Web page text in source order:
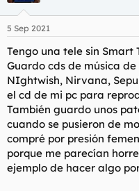
a
d
o
d
e
l
t
e
a
e
i
c
i
o
5 Sep 2021
Tengo una tele sin Smart
Guardo cds de música
NIghtwish, Nirvana,
el cd de mi pc para
También guardo unos
cuando se pusieron de
compré por presión
porque me parecían
ejemplo de hacer algo